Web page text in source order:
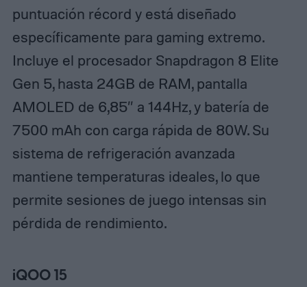
puntuación récord y está diseñado
específicamente para gaming extremo.​
Incluye el procesador Snapdragon 8 Elite
Gen 5, hasta 24GB de RAM, pantalla
AMOLED de 6,85″ a 144Hz, y batería de
7500 mAh con carga rápida de 80W.​Su
sistema de refrigeración avanzada
mantiene temperaturas ideales, lo que
permite sesiones de juego intensas sin
pérdida de rendimiento.​
iQOO 15